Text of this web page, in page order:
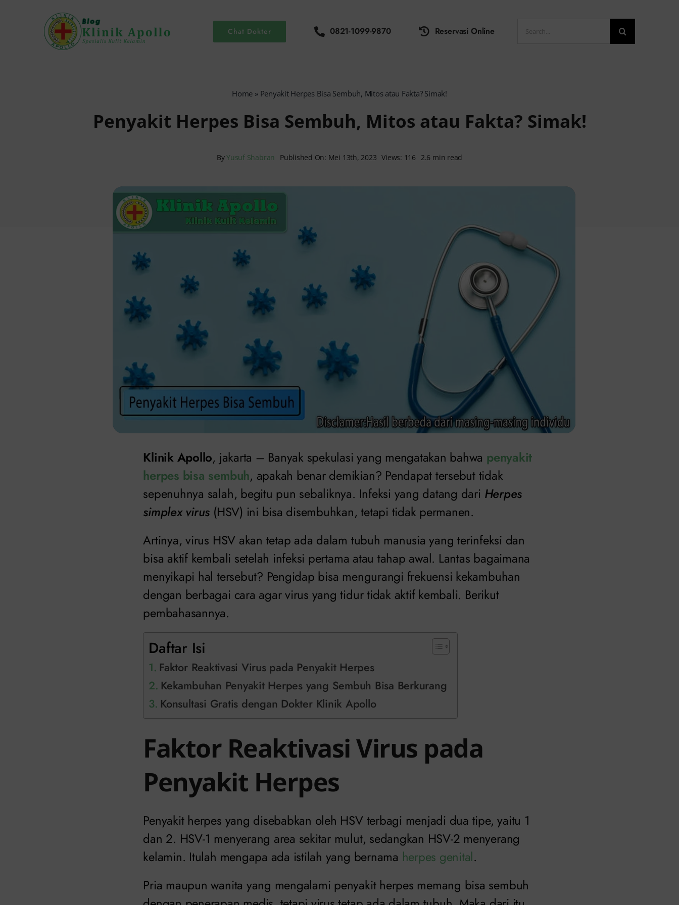
Chat Dokter 0821-1099-9870 Reservasi Online
for:
Home » Penyakit Herpes Bisa Sembuh, Mitos atau Fakta? Simak!
Penyakit Herpes Bisa Sembuh, Mitos atau Fakta? Simak!
ByYusuf Shabran Published On: Mei 13th, 2023 Views: 116 2.6 min read
Klinik Apollo, jakarta – Banyak spekulasi yang mengatakan bahwa penyakit
herpes bisa sembuh, apakah benar demikian? Pendapat tersebut tidak
sepenuhnya salah, begitu pun sebaliknya. Infeksi yang datang dari Herpes
simplex virus (HSV) ini bisa disembuhkan, tetapi tidak permanen.
Artinya, virus HSV akan tetap ada dalam tubuh manusia yang terinfeksi dan
bisa aktif kembali setelah infeksi pertama atau tahap awal. Lantas bagaimana
menyikapi hal tersebut? Pengidap bisa mengurangi frekuensi kekambuhan
dengan berbagai cara agar virus yang tidur tidak aktif kembali. Berikut
pembahasannya.
Daftar Isi
Faktor Reaktivasi Virus pada Penyakit Herpes
Kekambuhan Penyakit Herpes yang Sembuh Bisa Berkurang
Konsultasi Gratis dengan Dokter Klinik Apollo
Faktor Reaktivasi Virus pada
Penyakit Herpes
Penyakit herpes yang disebabkan oleh HSV terbagi menjadi dua tipe, yaitu 1
dan 2. HSV-1 menyerang area sekitar mulut, sedangkan HSV-2 menyerang
kelamin. Itulah mengapa ada istilah yang bernama herpes genital.
Pria maupun wanita yang mengalami penyakit herpes memang bisa sembuh